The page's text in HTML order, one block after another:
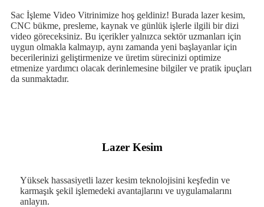
Sac İşleme Video Vitrinimize hoş geldiniz! Burada lazer kesim,
CNC bükme, presleme, kaynak ve günlük işlerle ilgili bir dizi
video göreceksiniz. Bu içerikler yalnızca sektör uzmanları için
uygun olmakla kalmayıp, aynı zamanda yeni başlayanlar için
becerilerinizi geliştirmenize ve üretim sürecinizi optimize
etmenize yardımcı olacak derinlemesine bilgiler ve pratik ipuçları
da sunmaktadır.
Lazer Kesim
Yüksek hassasiyetli lazer kesim teknolojisini keşfedin ve
karmaşık şekil işlemedeki avantajlarını ve uygulamalarını
anlayın.